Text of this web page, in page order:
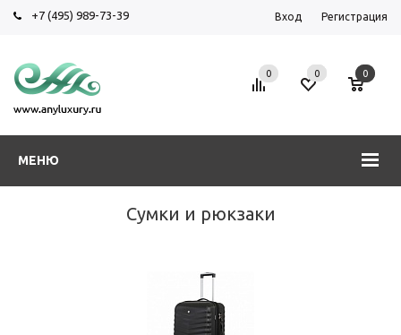
+7 (495) 989-73-39 Вход Регистрация
МЕНЮ
0 0 0
Сумки и рюкзаки